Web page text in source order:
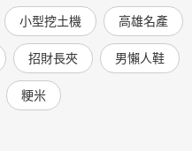
小型挖土機 高雄名產
招財長夾 男懶人鞋
粳米